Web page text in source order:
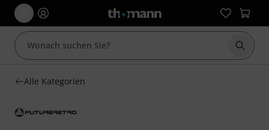
Suche
Alle Kategorien